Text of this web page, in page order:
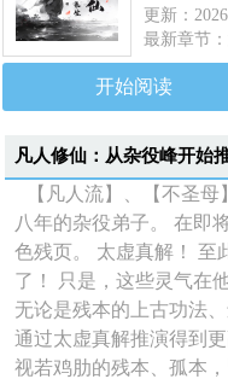
更新：
最新章节：
开始阅读
凡人修仙：从杂役峰开始
【凡人流】、【不圣
八年的杂役弟子。 在即
色残页。 太虚真解！ 至
了！ 只是，这些灵气在
无论是残本的上古功法
通过太虚真解推演得到
视若鸡肋的残本、孤本